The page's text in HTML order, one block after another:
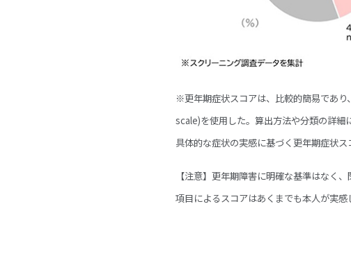
※更年期症状スコアは、比較的簡易であ
scale)を使用した。算出方法や分類の詳細
具体的な症状の実感に基づく更年期症状
【注意】更年期障害に明確な基準はなく
項目によるスコアはあくまでも本人が実感